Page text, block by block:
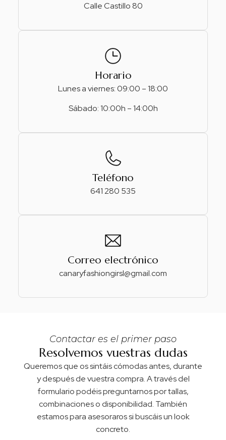
Calle Castillo 80
Horario
Lunes a viernes: 09:00 – 18:00
Sábado: 10:00h – 14:00h
Teléfono
641 280 535
Correo electrónico
canaryfashiongirsl@gmail.com
Contactar es el primer paso
Resolvemos vuestras dudas
Queremos que os sintáis cómodas antes, durante
y después de vuestra compra. A través del
formulario podéis preguntarnos por tallas,
combinaciones o disponibilidad. También
estamos para asesoraros si buscáis un look
concreto.